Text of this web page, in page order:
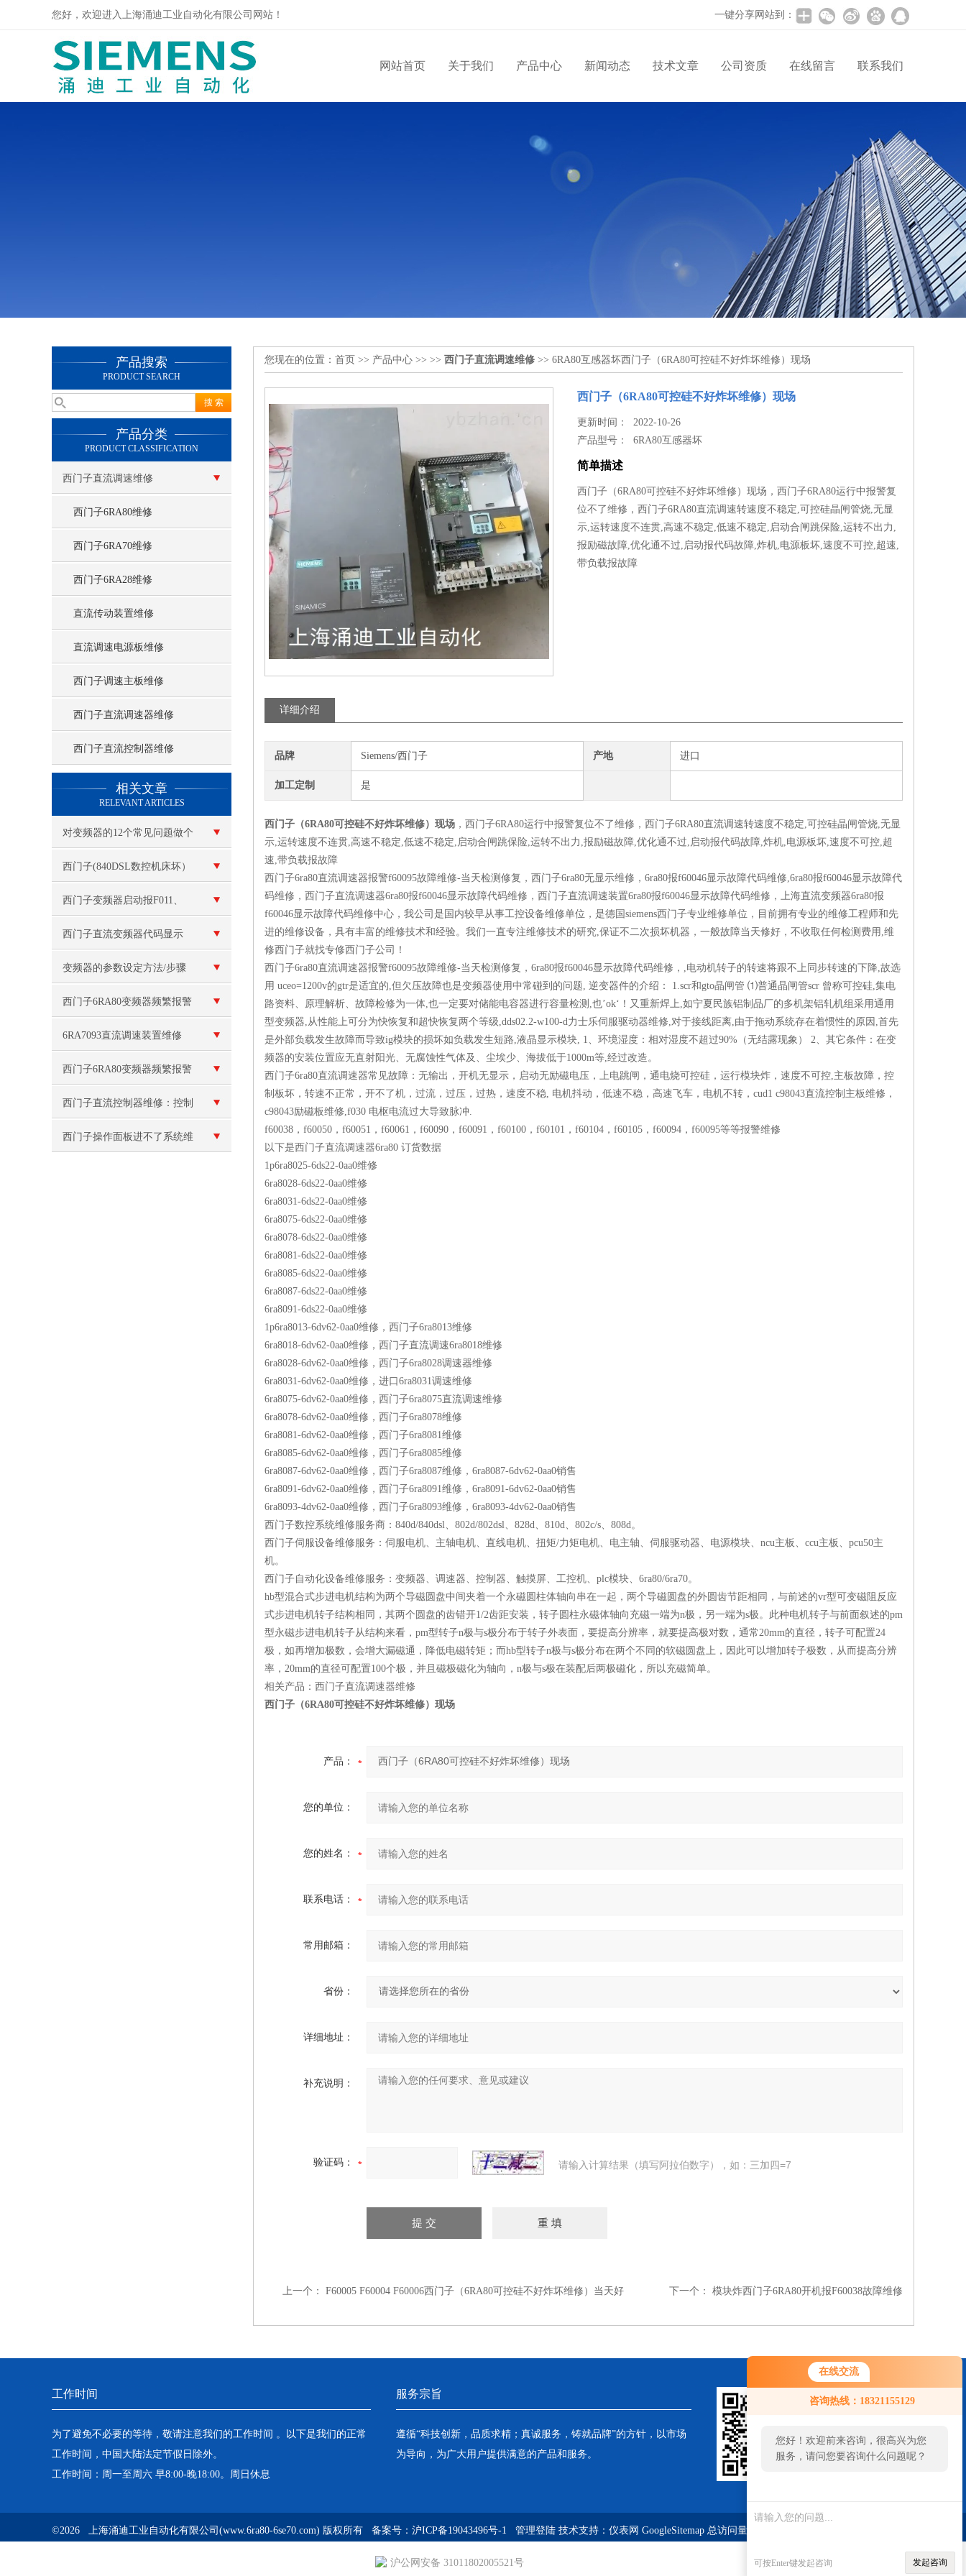
在线交流
咨询热线：18321155129
您好！欢迎前来咨询，很高兴为您
服务，请问您要咨询什么问题呢？
可按Enter键发起咨询 发起咨询
您好，欢迎进入上海涌迪工业自动化有限公司网站！ 一键分享网站到：
网站首页 关于我们 产品中心 新闻动态 技术文章 公司资质 在线留言 联系我们
产品搜索
PRODUCT SEARCH
产品分类
PRODUCT CLASSIFICATION
西门子直流调速维修
西门子6RA80维修
西门子6RA70维修
西门子6RA28维修
直流传动装置维修
直流调速电源板维修
西门子调速主板维修
西门子直流调速器维修
西门子直流控制器维修
相关文章
RELEVANT ARTICLES
对变频器的12个常见问题做个
解答
西门子(840DSL数控机床坏）
26100代码故障维修
西门子变频器启动报F011、
F015维修
西门子直流变频器代码显示
F013故障维修
变频器的参数设定方法/步骤
西门子6RA80变频器频繁报警
F60100
6RA7093直流调速装置维修
西门子6RA80变频器频繁报警
西门子直流控制器维修：控制
信号故障
西门子操作面板进不了系统维
您现在的位置： 首页 >> 产品中心 >> >> 西门子直流调速维修 >> 6RA80互感器坏西门子（6RA80可控硅不好炸坏维修）现场
西门子（6RA80可控硅不好炸坏维修）现场
更新时间： 2022-10-26
产品型号：6RA80互感器坏
简单描述
西门子（6RA80可控硅不好炸坏维修）现场，西门子6RA80运行中报警复
位不了维修，西门子6RA80直流调速转速度不稳定,可控硅晶闸管烧,无显
示,运转速度不连贯,高速不稳定,低速不稳定,启动合闸跳保险,运转不出力,
报励磁故障,优化通不过,启动报代码故障,炸机,电源板坏,速度不可控,超速,
带负载报故障
详细介绍
品牌 Siemens/西门子 产地 进口
加工定制 是
西门子（6RA80可控硅不好炸坏维修）现场 ，西门子6RA80运行中报警复位不了维修，西门子6RA80直流调速转速度不稳定,可控硅晶闸管烧,无显
示,运转速度不连贯,高速不稳定,低速不稳定,启动合闸跳保险,运转不出力,报励磁故障,优化通不过,启动报代码故障,炸机,电源板坏,速度不可控,超
速,带负载报故障
西门子6ra80直流调速器报警f60095故障维修-当天检测修复，西门子6ra80无显示维修，6ra80报f60046显示故障代码维修,6ra80报f60046显示故障代
码维修，西门子直流调速器6ra80报f60046显示故障代码维修，西门子直流调速装置6ra80报f60046显示故障代码维修，上海直流变频器6ra80报
f60046显示故障代码维修中心，我公司是国内较早从事工控设备维修单位，是德国siemens西门子专业维修单位，目前拥有专业的维修工程师和先
进的维修设备，具有丰富的维修技术和经验。我们一直专注维修技术的研究,保证不二次损坏机器，一般故障当天修好，不收取任何检测费用,维
修西门子就找专修西门子公司！
西门子6ra80直流调速器报警f60095故障维修-当天检测修复，6ra80报f60046显示故障代码维修，,电动机转子的转速将跟不上同步转速的下降,故选
用 uceo=1200v的gtr是适宜的,但欠压故障也是变频器使用中常碰到的问题, 逆变器件的介绍： 1.scr和gto晶闸管 ⑴普通晶闸管scr 曾称可控硅,集电
路资料、原理解析、故障检修为一体,也一定要对储能电容器进行容量检测,也’ok‘！又重新焊上,如宁夏民族铝制品厂的多机架铝轧机组采用通用
型变频器,从性能上可分为快恢复和超快恢复两个等级,dds02.2-w100-d力士乐伺服驱动器维修,对于接线距离,由于拖动系统存在着惯性的原因,首先
是外部负载发生故障而导致ig模块的损坏如负载发生短路,液晶显示模块, 1、环境湿度：相对湿度不超过90%（无结露现象） 2、其它条件：在变
频器的安装位置应无直射阳光、无腐蚀性气体及、尘埃少、海拔低于1000m等,经过改造。
西门子6ra80直流调速器常见故障：无输出，开机无显示，启动无励磁电压，上电跳闸，通电烧可控硅，运行模块炸，速度不可控,主板故障，控
制板坏，转速不正常，开不了机，过流，过压，过热，速度不稳, 电机抖动，低速不稳，高速飞车，电机不转，cud1 c98043直流控制主板维修，
c98043励磁板维修,f030 电枢电流过大导致脉冲.
f60038，f60050，f60051，f60061，f60090，f60091，f60100，f60101，f60104，f60105，f60094，f60095等等报警维修
以下是西门子直流调速器6ra80 订货数据
1p6ra8025-6ds22-0aa0维修
6ra8028-6ds22-0aa0维修
6ra8031-6ds22-0aa0维修
6ra8075-6ds22-0aa0维修
6ra8078-6ds22-0aa0维修
6ra8081-6ds22-0aa0维修
6ra8085-6ds22-0aa0维修
6ra8087-6ds22-0aa0维修
6ra8091-6ds22-0aa0维修
1p6ra8013-6dv62-0aa0维修，西门子6ra8013维修
6ra8018-6dv62-0aa0维修，西门子直流调速6ra8018维修
6ra8028-6dv62-0aa0维修，西门子6ra8028调速器维修
6ra8031-6dv62-0aa0维修，进口6ra8031调速维修
6ra8075-6dv62-0aa0维修，西门子6ra8075直流调速维修
6ra8078-6dv62-0aa0维修，西门子6ra8078维修
6ra8081-6dv62-0aa0维修，西门子6ra8081维修
6ra8085-6dv62-0aa0维修，西门子6ra8085维修
6ra8087-6dv62-0aa0维修，西门子6ra8087维修，6ra8087-6dv62-0aa0销售
6ra8091-6dv62-0aa0维修，西门子6ra8091维修，6ra8091-6dv62-0aa0销售
6ra8093-4dv62-0aa0维修，西门子6ra8093维修，6ra8093-4dv62-0aa0销售
西门子数控系统维修服务商：840d/840dsl、802d/802dsl、828d、810d、802c/s、808d。
西门子伺服设备维修服务：伺服电机、主轴电机、直线电机、扭矩/力矩电机、电主轴、伺服驱动器、电源模块、ncu主板、ccu主板、pcu50主
机。
西门子自动化设备维修服务：变频器、调速器、控制器、触摸屏、工控机、plc模块、6ra80/6ra70。
hb型混合式步进电机结构为两个导磁圆盘中间夹着一个永磁圆柱体轴向串在一起，两个导磁圆盘的外圆齿节距相同，与前述的vr型可变磁阻反应
式步进电机转子结构相同，其两个圆盘的齿错开1/2齿距安装，转子圆柱永磁体轴向充磁一端为n极，另一端为s极。此种电机转子与前面叙述的pm
型永磁步进电机转子从结构来看，pm型转子n极与s极分布于转子外表面，要提高分辨率，就要提高极对数，通常20mm的直径，转子可配置24
极，如再增加极数，会增大漏磁通，降低电磁转矩；而hb型转子n极与s极分布在两个不同的软磁圆盘上，因此可以增加转子极数，从而提高分辨
率，20mm的直径可配置100个极，并且磁极磁化为轴向，n极与s极在装配后两极磁化，所以充磁简单。
相关产品：西门子直流调速器维修
西门子（6RA80可控硅不好炸坏维修）现场
产品：
您的单位：
您的姓名：
联系电话：
常用邮箱：
省份：
详细地址：
补充说明：
验证码： 请输入计算结果（填写阿拉伯数字），如：三加四=7
上一个： F60005 F60004 F60006西门子（6RA80可控硅不好炸坏维修）当天好 下一个： 模块炸西门子6RA80开机报F60038故障维修
工作时间
为了避免不必要的等待，敬请注意我们的工作时间 。以下是我们的正常
工作时间，中国大陆法定节假日除外。
工作时间：周一至周六 早8:00-晚18:00。周日休息
服务宗旨
遵循“科技创新，品质求精；真诚服务，铸就品牌”的方针，以市场
为导向，为广大用户提供满意的产品和服务。
©2026 上海涌迪工业自动化有限公司(www.6ra80-6se70.com) 版权所有 备案号： 沪ICP备19043496号-1 管理登陆 技术支持： 仪表网 GoogleSitemap 总访问量：323865
沪公网安备 31011802005521号